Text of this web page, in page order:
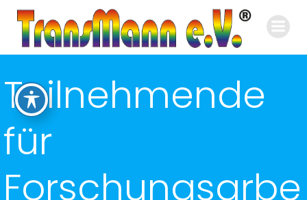
Inhalt
springen
Teilnehmende
für
Forschungsarbe